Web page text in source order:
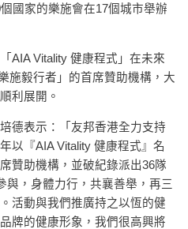
國家的樂施會在17個城市舉辦
AIA Vitality 健康程式」在未來
施毅行者」的首席贊助機構，大
利展開。
德表示：「友邦香港全力支持
以『AIA Vitality 健康程式』名
贊助機構，並破紀錄派出36隊
與，身體力行，共襄善舉，再三
活動與我們推廣持之以恆的健
牌的健康形象，我們很高興將